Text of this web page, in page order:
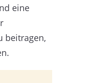
eine
beitragen,